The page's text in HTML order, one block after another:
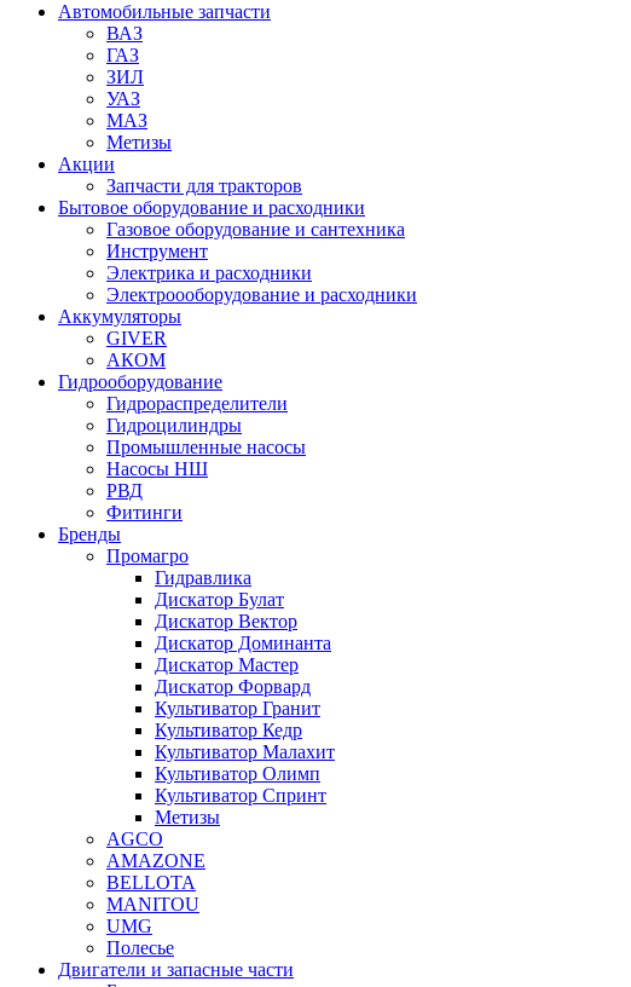
Автомобильные запчасти
ВАЗ
ГАЗ
ЗИЛ
УАЗ
МАЗ
Метизы
Акции
Запчасти для тракторов
Бытовое оборудование и расходники
Газовое оборудование и сантехника
Инструмент
Электрика и расходники
Электроооборудование и расходники
Аккумуляторы
GIVER
АКОМ
Гидрооборудование
Гидрораспределители
Гидроцилиндры
Промышленные насосы
Насосы НШ
РВД
Фитинги
Бренды
Промагро
Гидравлика
Дискатор Булат
Дискатор Вектор
Дискатор Доминанта
Дискатор Мастер
Дискатор Форвард
Культиватор Гранит
Культиватор Кедр
Культиватор Малахит
Культиватор Олимп
Культиватор Спринт
Метизы
AGCO
AMAZONE
BELLOTA
MANITOU
UMG
Полесье
Двигатели и запасные части